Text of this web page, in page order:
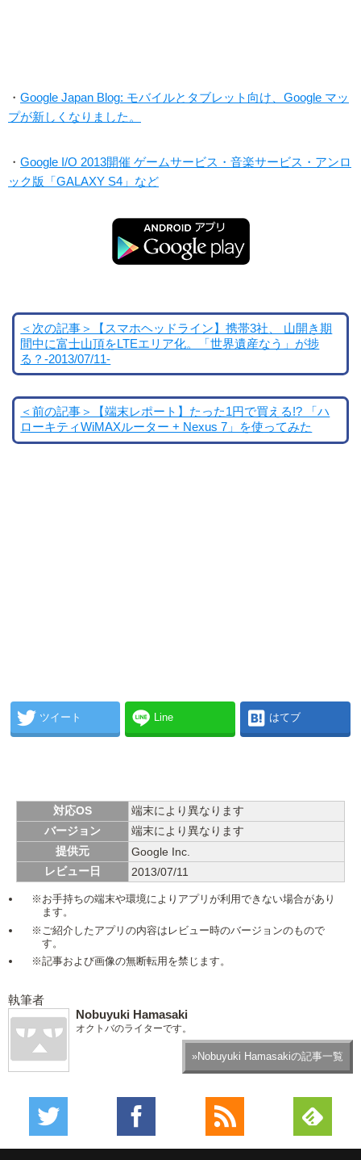
・ Google Japan Blog: モバイルとタブレット向け、Google マッ
プが新しくなりました。
・ Google I/O 2013開催 ゲームサービス・音楽サービス・アンロ
ック版「GALAXY S4」など
＜次の記事＞【スマホヘッドライン】携帯3社、 山開き期
間中に富士山頂をLTEエリア化。「世界遺産なう」が捗
る？-2013/07/11-
＜前の記事＞【端末レポート】たった1円で買える!? 「ハ
ローキティWiMAXルーター + Nexus 7」を使ってみた
ツイート Line はてブ
対応OS
端末により異なります
バージョン
端末により異なります
提供元
Google Inc.
レビュー日
2013/07/11
※お手持ちの端末や環境によりアプリが利用できない場合があり
ます。
※ご紹介したアプリの内容はレビュー時のバージョンのもので
す。
※記事および画像の無断転用を禁じます。
執筆者
Nobuyuki Hamasaki
オクトバのライターです。
»Nobuyuki Hamasakiの記事一覧